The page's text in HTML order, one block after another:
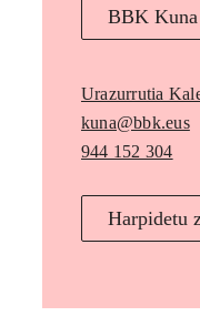
BBK
Urazurrutia
kuna@bbk.eus
944 152 304
Harpidetu